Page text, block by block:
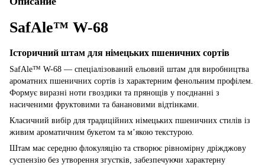
SafAle™ W-68
Історичний штам для німецьких пшеничних сортів
SafAle™ W-68 — спеціалізований ельовий штам для виробництва
ароматних пшеничних сортів із характерним фенольним профілем.
Формує виразні ноти гвоздики та прянощів у поєднанні з
насиченими фруктовими та банановими відтінками.
Класичний вибір для традиційних німецьких пшеничних стилів із
живим ароматичним букетом та м’якою текстурою.
Штам має середню флокуляцію та створює рівномірну дріжджову
суспензію без утворення згустків, забезпечуючи характерну